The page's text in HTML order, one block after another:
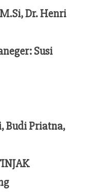
Dr. Henri
Susi
Budi Priatna,